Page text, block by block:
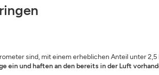
sind, mit einem erheblichen Anteil unter
ein und haften an den bereits in der Luft